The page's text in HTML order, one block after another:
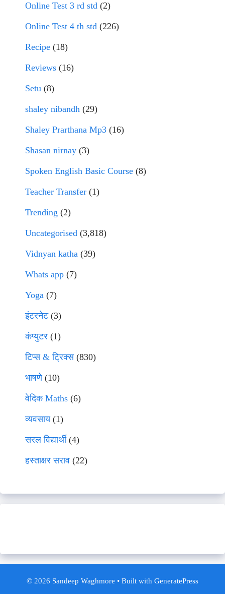
Online Test 3 rd std (2)
Online Test 4 th std (226)
Recipe (18)
Reviews (16)
Setu (8)
shaley nibandh (29)
Shaley Prarthana Mp3 (16)
Shasan nirnay (3)
Spoken English Basic Course (8)
Teacher Transfer (1)
Trending (2)
Uncategorised (3,818)
Vidnyan katha (39)
Whats app (7)
Yoga (7)
इंटरनेट(3)
कंप्युटर (1)
टिप्स & ट्रिक्स(830)
भाषणे(10)
वेदिक Maths (6)
व्यवसाय(1)
सरल विद्यार्थी(4)
हस्ताक्षर सराव (22)
© 2026 Sandeep Waghmore • Built with GeneratePress